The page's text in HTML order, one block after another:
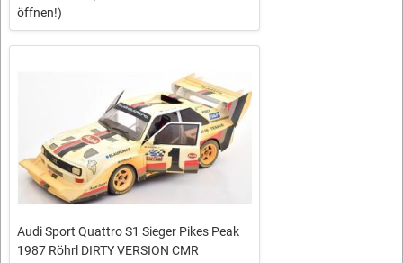
öffnen!)
Audi Sport Quattro S1 Sieger Pikes Peak
1987 Röhrl DIRTY VERSION CMR